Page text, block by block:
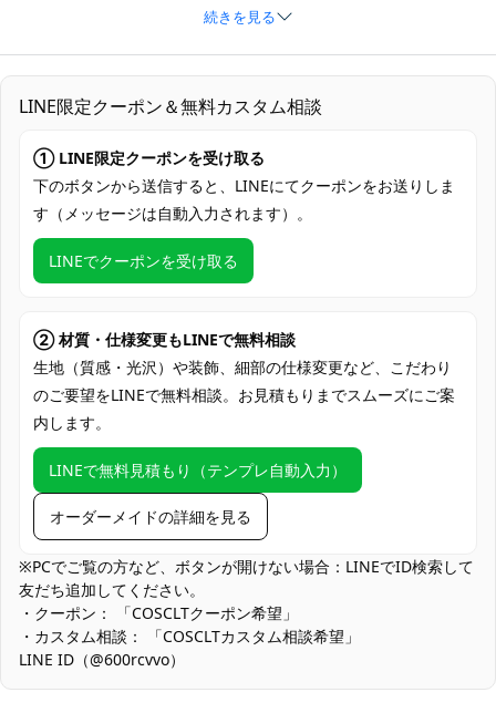
XS、S、M、L、XL
セット内容
ンツ、手袋、ベルト、腰飾り、髪飾り
発送予定
加工に7～15営業日、配送に5～7営業日
（※土日祝除く）、合計で12～22営業日程
度でお届け
支払い方法
クレジットカード（VISA、Master、JCB、
Discover、AMERICAN EXPRESS）、
使用場所
コミケ・即売会、アニメ・ゲーム系イベン
ト、スタジオ撮影・ポートレート、屋外ロ
ケーション撮影、コスプレ交流会、ハロウ
ィン仮装、SNS・動画配信撮影、学園祭・
コスプレ対象
コスプレ愛好家、アニメや漫画、ゲームフ
ァン、出演者
収納方法
他の衣類と同じく、清潔に乾燥を保ち、鋭
い物によっての破れを避けてください。
商品状態
新品未使用
装飾パーツは形状維持のため繊細に固定。激しい動作・輸送時に
は外して保管すると型崩れ予防に有効です。装着位置は鏡でバラ
ンスを確認し、撮影前に再固定すると安定します。
続きを見る
LINE限定クーポン＆無料カスタム相談
① LINE限定クーポンを受け取る
下のボタンから送信すると、LINEにてクーポンをお送りしま
す（メッセージは自動入力されます）。
LINEでクーポンを受け取る
② 材質・仕様変更もLINEで無料相談
生地（質感・光沢）や装飾、細部の仕様変更など、こだわり
のご要望をLINEで無料相談。お見積もりまでスムーズにご案
内します。
LINEで無料見積もり（テンプレ自動入力）
オーダーメイドの詳細を見る
※PCでご覧の方など、ボタンが開けない場合：LINEでID検索して
友だち追加してください。
・クーポン： 「COSCLTクーポン希望」
・カスタム相談： 「COSCLTカスタム相談希望」
LINE ID（@600rcvvo）